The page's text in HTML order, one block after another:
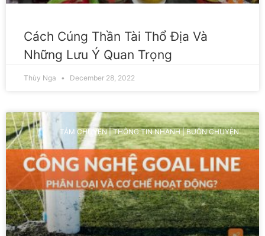
Cách Cúng Thần Tài Thổ Địa Và
Những Lưu Ý Quan Trọng
Thùy Nga December 28, 2022
TÁM CHUYỆN | THÔNG TIN NHANH | BUÔN CHUYỆN